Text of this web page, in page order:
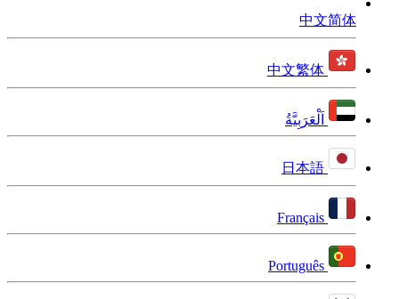
中文简体
中文繁体
اَلْعَرَبِيَّةُ
日本語
Français
Português